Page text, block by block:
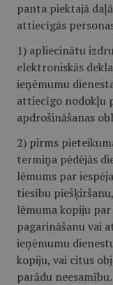
panta piektajā
attiecīgās
1) apliecinātu
elektroniskās
ieņēmumu
attiecīgo nodokļu
apdrošināšanas
2) pirms
termiņa pēdējās
lēmums par
tiesību
lēmuma kopiju
pagarināšanu vai
ieņēmumu
kopiju, vai citus
parādu neesamību.